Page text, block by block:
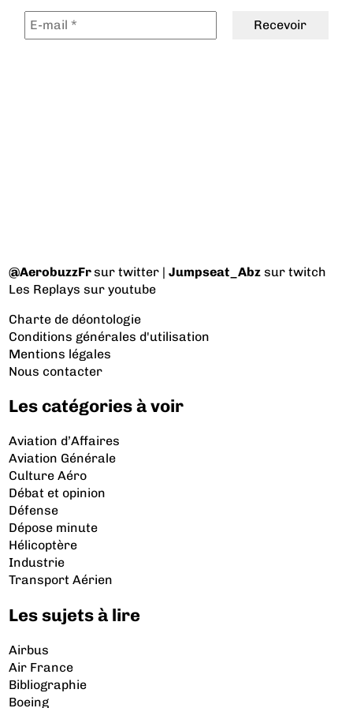
@AerobuzzFrsur twitter |Jumpseat_Abz sur twitch
Les Replays sur youtube
Charte de déontologie
Conditions générales d'utilisation
Mentions légales
Nous contacter
Les catégories à voir
Aviation d’Affaires
Aviation Générale
Culture Aéro
Débat et opinion
Défense
Dépose minute
Hélicoptère
Industrie
Transport Aérien
Les sujets à lire
Airbus
Air France
Bibliographie
Boeing